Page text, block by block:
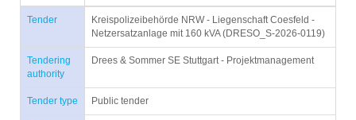
Tender
Kreispolizeibehörde NRW - Liegenschaft Coesfeld -
Netzersatzanlage mit 160 kVA (DRESO_S-2026-0119)
Tendering
authority
Drees & Sommer SE Stuttgart - Projektmanagement
Tender type Public tender